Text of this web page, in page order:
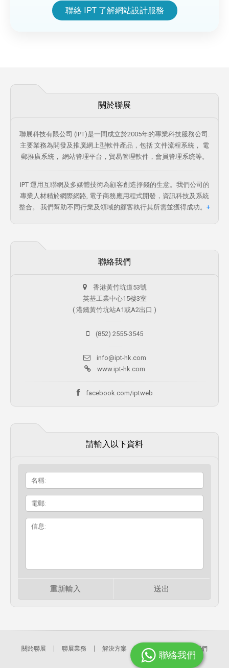
聯絡 IPT 了解網站設計服務
關於聯展
聯展科技有限公司 (IPT)是一間成立於2005年的專業科技服務公司.
主要業務為開發及推廣網上型軟件產品，包括 文件流程系統， 電
郵推廣系統， 網站管理平台，貿易管理軟件，會員管理系统等。
IPT 運用互聯網及多媒體技術為顧客創造掙錢的生意。我們公司的
專業人材精於網際網路, 電子商務應用程式開發，資訊科技及系統
整合。 我們幫助不同行業及領域的顧客執行其所需並獲得成功。 +
聯絡我們
香港黃竹坑道53號
英基工業中心15樓3室
( 港鐵黃竹坑站A1或A2出口 )
(852) 2555-3545
info@ipt-hk.com
www.ipt-hk.com
facebook.com/iptweb
請輸入以下資料
重新輸入 送出
關於聯展 聯展業務 解決方案 聯展產品 聯絡我們
聯絡我們